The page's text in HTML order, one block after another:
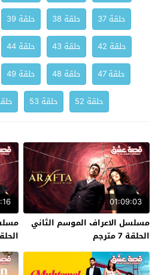
حلقة 37
حلقة 38 حلقة 39
حلقة 42
حلقة 43 حلقة 44
حلقة 47
حلقة 48 حلقة 49
حلقة 52
حلقة 53
01:09:03
مسلسل الاعراف الموسم الثاني
الحلقة 7 مترجم
الحلقة 6